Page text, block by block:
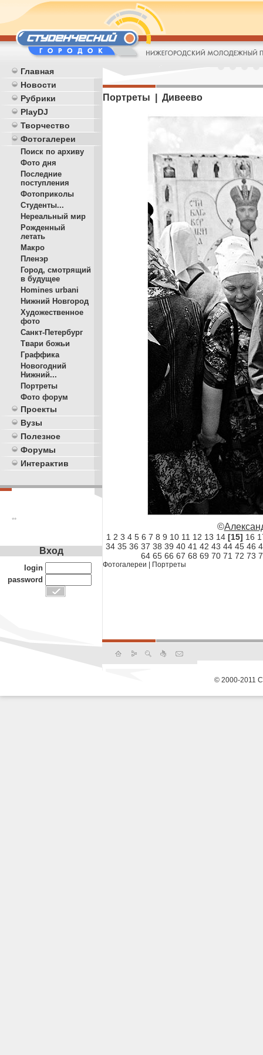
Главная
Новости
Рубрики
PlayDJ
Творчество
Фотогалереи
Поиск по архиву
Фото дня
Последние
поступления
Фотоприколы
Студенты...
Нереальный мир
Рожденный
летать
Макро
Пленэр
Город, смотрящий
в будущее
Homines urbani
Нижний Новгород
Художественное
фото
Санкт-Петербург
Твари божьи
Граффика
Новогодний
Нижний...
Портреты
Фото форум
Проекты
Вузы
Полезное
Форумы
Интерактив
**
Портреты | Дивеево
©
1 2 3 4 5 6 7 8 9 10 11 12 13 14 [15] 16
34 35 36 37 38 39 40 41 42 43 44 45 46
64 65 66 67 68 69 70 71 72 73
Фотогалереи Портреты
Вход
login
password
© 2000-2011